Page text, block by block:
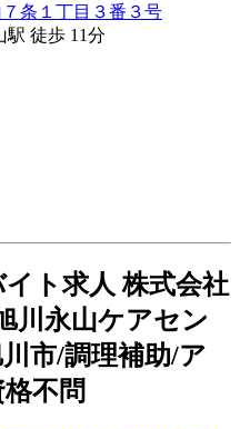
条１丁目３番３号
駅 徒歩 11分
イト求人 株式会社
川永山ケアセン
市/調理補助/ア
不問